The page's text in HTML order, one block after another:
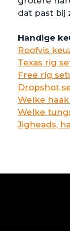
dat past bij
Handige
Roofvis
Texas rig
Free rig
Dropshot
Welke
Welke
Jigheads,